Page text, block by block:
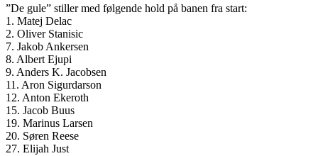
”De gule” stiller med følgende hold på banen fra start:
1. Matej Delac
2. Oliver Stanisic
7. Jakob Ankersen
8. Albert Ejupi
9. Anders K. Jacobsen
11. Aron Sigurdarson
12. Anton Ekeroth
15. Jacob Buus
19. Marinus Larsen
20. Søren Reese
27. Elijah Just